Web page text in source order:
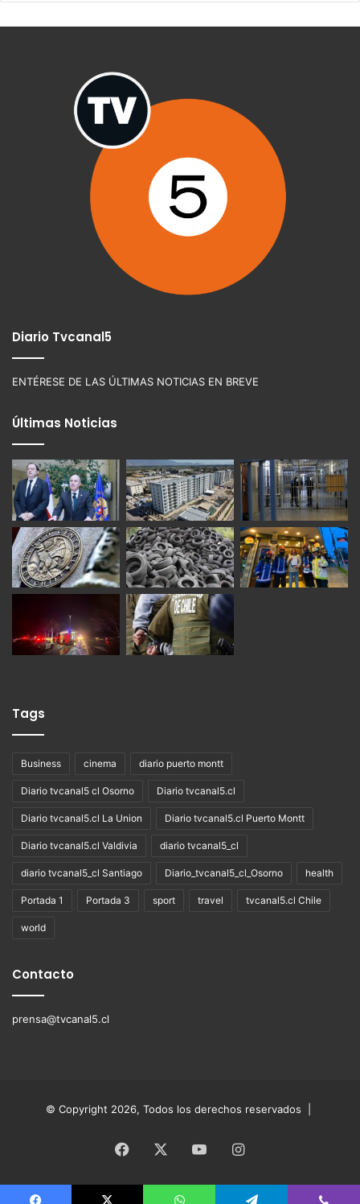
Diario Tvcanal5
ENTÉRESE DE LAS ÚLTIMAS NOTICIAS EN BREVE
Últimas Noticias
Tags
Business cinema diario puerto montt
Diario tvcanal5 cl Osorno Diario tvcanal5.cl
Diario tvcanal5.cl La Union Diario tvcanal5.cl Puerto Montt
Diario tvcanal5.cl Valdivia diario tvcanal5_cl
diario tvcanal5_cl Santiago Diario_tvcanal5_cl_Osorno health
Portada 1 Portada 3 sport travel tvcanal5.cl Chile
world
Contacto
prensa@tvcanal5.cl
© Copyright 2026, Todos los derechos reservados |
Facebook YouTubeInstagram